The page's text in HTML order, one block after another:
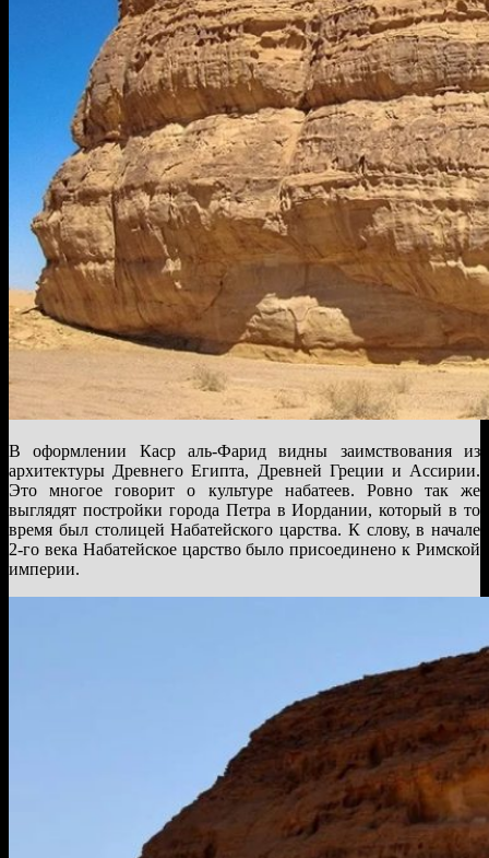
В оформлении Каср аль-Фарид видны заимствования из
архитектуры Древнего Египта, Древней Греции и Ассирии.
Это многое говорит о культуре набатеев. Ровно так же
выглядят постройки города Петра в Иордании, который в то
время был столицей Набатейского царства. К слову, в начале
2-го века Набатейское царство было присоединено к Римской
империи.